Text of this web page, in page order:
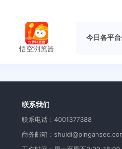
悟空浏览器
今日各平
联系我们
联系电话：4001377388
商务邮箱：